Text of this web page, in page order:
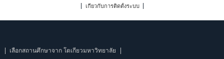
เกี่ยวกับการติดตั้งระบบ
เลือกสถานศึกษาจาก โตเกียวมหาวิทยาลัย